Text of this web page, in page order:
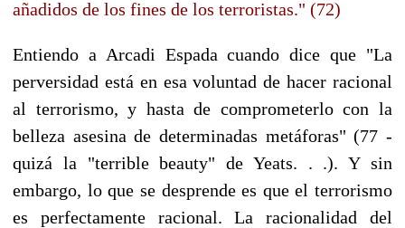
añadidos de los fines de los terroristas." (72)
Entiendo a Arcadi Espada cuando dice que "La
perversidad está en esa voluntad de hacer racional
al terrorismo, y hasta de comprometerlo con la
belleza asesina de determinadas metáforas" (77 -
quizá la "terrible beauty" de Yeats. . .). Y sin
embargo, lo que se desprende es que el terrorismo
es perfectamente racional. La racionalidad del